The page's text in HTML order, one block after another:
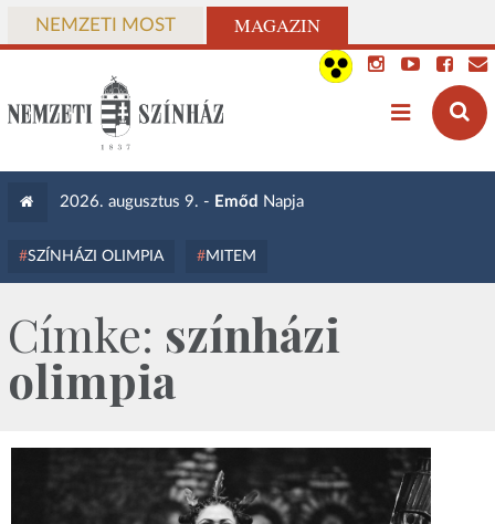
NEMZETI MOST MAGAZIN
2026. augusztus 9. - Emőd Napja
SZÍNHÁZI OLIMPIA MITEM
Címke: színházi
olimpia